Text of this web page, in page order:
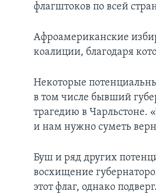
флагштоков по всей
Афроамериканские
коалиции, благодаря
Некоторые
в том числе бывший
трагедию в Чарльстоне.
и нам нужно суметь
Буш и ряд других
восхищение
этот флаг, однако